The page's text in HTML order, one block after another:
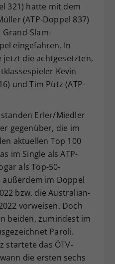
321) hatte mit dem
(ATP-Doppel 837)
Slam-
eingefahren. In
jetzt die achtgesetzten,
Kevin
und Tim Pütz (ATP-
Erler/Miedler
gegenüber, die im
aktuellen Top 100
im Single als ATP-
als Top-50-
im Doppel
bzw. die Australian-
vorweisen. Doch
beiden, zumindest im
Paroli.
startete das ÖTV-
die ersten sechs